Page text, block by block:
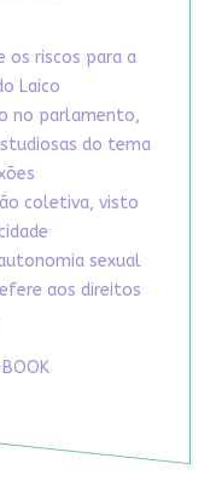
os riscos para a
Laico
no parlamento,
do tema
coletiva, visto
sexual
aos direitos